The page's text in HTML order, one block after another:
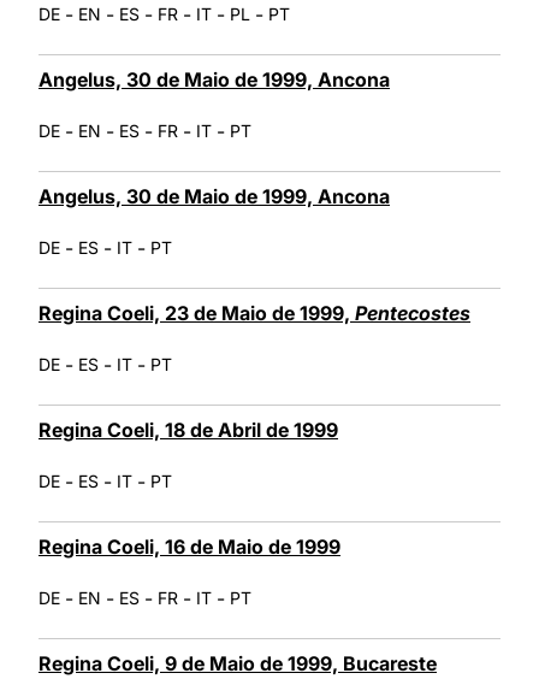
DE - EN - ES - FR - IT - PL - PT
Angelus, 30 de Maio de 1999, Ancona
DE - EN - ES - FR - IT - PT
Angelus, 30 de Maio de 1999, Ancona
DE - ES - IT - PT
Regina Coeli, 23 de Maio de 1999, Pentecostes
DE - ES - IT - PT
Regina Coeli, 18 de Abril de 1999
DE - ES - IT - PT
Regina Coeli, 16 de Maio de 1999
DE - EN - ES - FR - IT - PT
Regina Coeli, 9 de Maio de 1999, Bucareste